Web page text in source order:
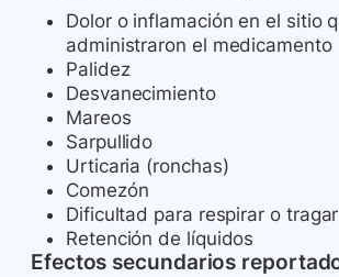
Dolor o inflamación en el sitio
administraron el medicamento
Palidez
Desvanecimiento
Mareos
Sarpullido
Urticaria (ronchas)
Comezón
Dificultad para respirar o tragar
Retención de líquidos
Efectos secundarios